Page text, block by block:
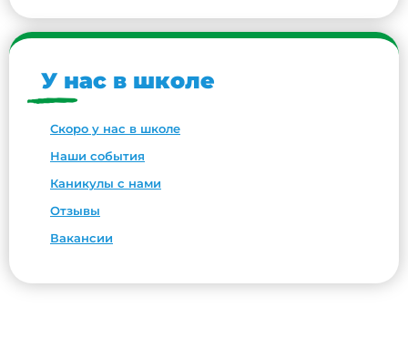
У нас в школе
Скоро у нас в школе
Наши события
Каникулы с нами
Отзывы
Вакансии